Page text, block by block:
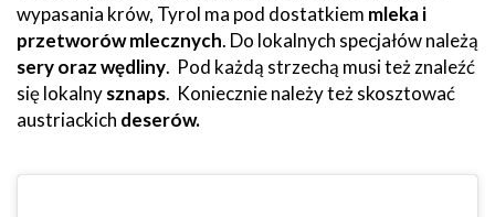
wypasania krów, Tyrol ma pod dostatkiem mleka i
przetworów mlecznych. Do lokalnych specjałów należą
sery oraz wędliny. Pod każdą strzechą musi też znaleźć
się lokalnysznaps. Koniecznie należy też skosztować
austriackich deserów.